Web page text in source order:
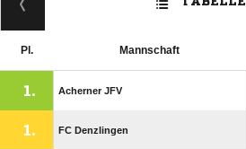
Pl. Mannschaft
1. Acherner JFV
1. FC Denzlingen